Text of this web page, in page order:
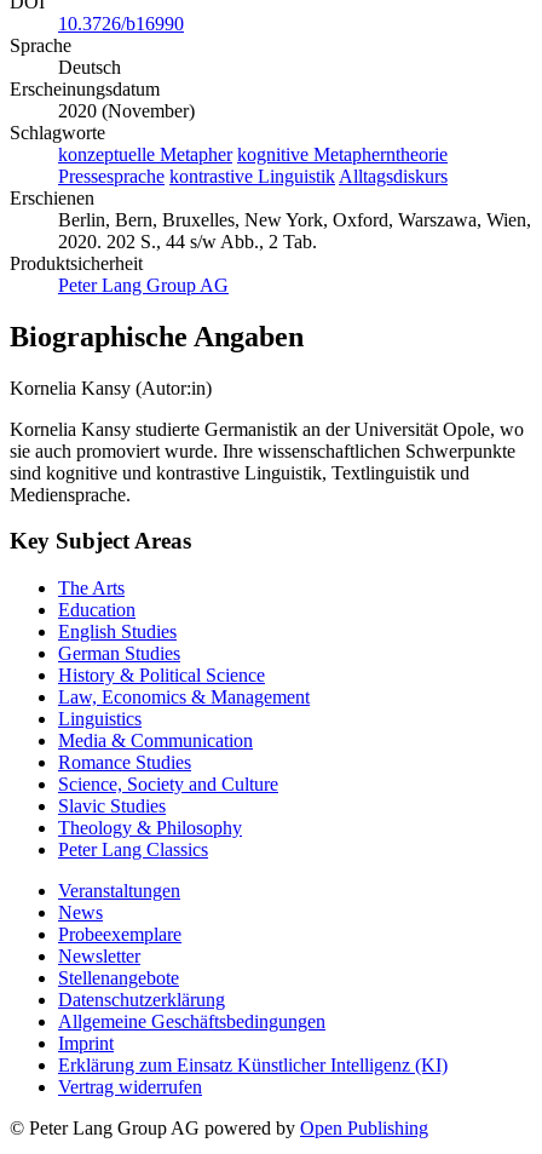
10.3726/b16990
Sprache
Deutsch
Erscheinungsdatum
2020 (November)
Schlagworte
konzeptuelle Metapher kognitive Metapherntheorie
Pressesprache kontrastive Linguistik Alltagsdiskurs
Erschienen
Berlin, Bern, Bruxelles, New York, Oxford, Warszawa, Wien,
2020. 202 S., 44 s/w Abb., 2 Tab.
Produktsicherheit
Peter Lang Group AG
Biographische Angaben
Kornelia Kansy (Autor:in)
Kornelia Kansy studierte Germanistik an der Universität Opole, wo
sie auch promoviert wurde. Ihre wissenschaftlichen Schwerpunkte
sind kognitive und kontrastive Linguistik, Textlinguistik und
Mediensprache.
Key Subject Areas
The Arts
Education
English Studies
German Studies
History & Political Science
Law, Economics & Management
Linguistics
Media & Communication
Romance Studies
Science, Society and Culture
Slavic Studies
Theology & Philosophy
Peter Lang Classics
Veranstaltungen
News
Probeexemplare
Newsletter
Stellenangebote
Datenschutzerklärung
Allgemeine Geschäftsbedingungen
Imprint
Erklärung zum Einsatz Künstlicher Intelligenz (KI)
Vertrag widerrufen
© Peter Lang Group AG powered by Open Publishing